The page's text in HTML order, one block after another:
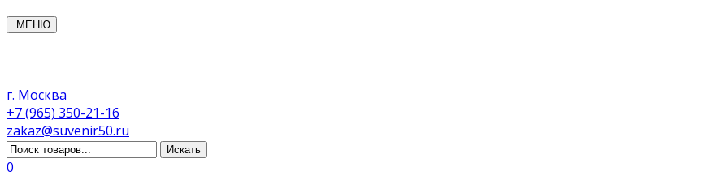
МЕНЮ
г. Москва
+7 (965) 350-21-16
zakaz@suvenir50.ru
0